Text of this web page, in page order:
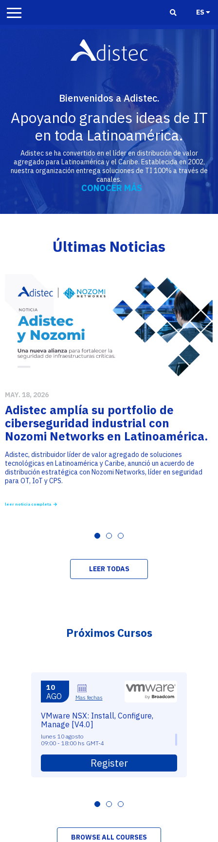
ES
Bienvenidos a Adistec.
Apoyando grandes ideas de IT
en toda Latinoamérica.
Adistec se ha convertido en el líder en distribución de valor
agregado para Latinoamérica y el Caribe. Establecida en 2002,
nuestra organización entrega soluciones de TI 100% a través de
canales.
CONOCER MÁS
Últimas Noticias
MAY. 18, 2026
Adistec amplía su portfolio de
ciberseguridad industrial con
Nozomi Networks en Latinoamérica.
Adistec, distribuidor líder de valor agregado de soluciones
tecnológicas en Latinoamérica y Caribe, anunció un acuerdo de
distribución estratégica con Nozomi Networks, líder en seguridad
para OT, IoT y CPS.
leer noticia completa
LEER TODAS
Próximos Cursos
AGO
10
Mas fechas
VMware NSX: Install, Configure,
Manage [V4.0]
lunes 10 agosto
09:00 - 18:00 hs GMT-4
Register
BROWSE ALL COURSES